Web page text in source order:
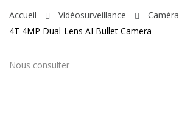
Accueil Vidéosurveillance Caméra
4T 4MP Dual-Lens AI Bullet Camera
Nous consulter